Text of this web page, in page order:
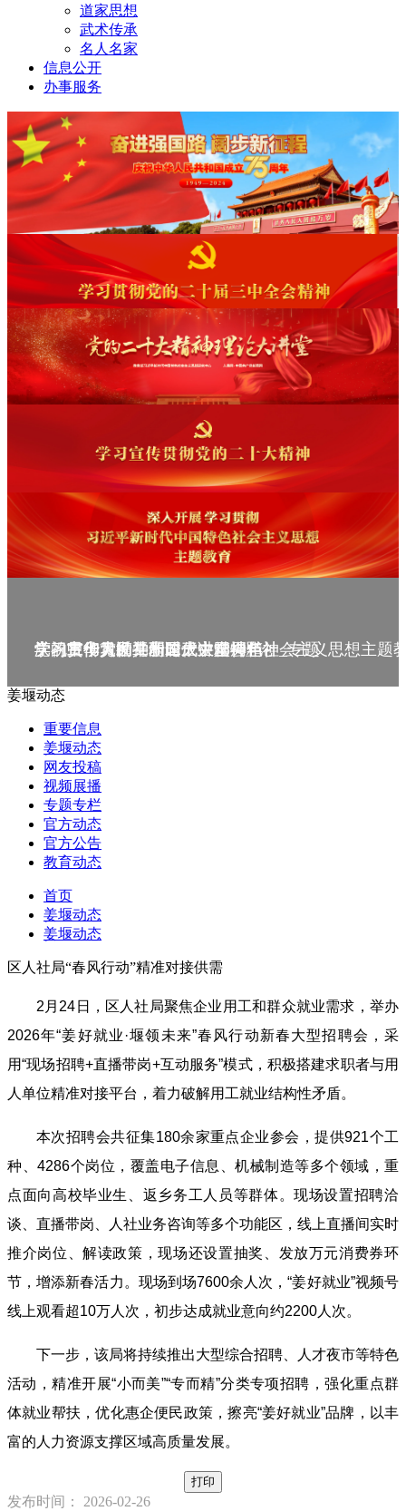
道家思想
武术传承
名人名家
信息公开
办事服务
庆祝中华人民共和国成立75周年
学习贯彻党的二十届三中全会精神_专题
党的二十大精神理论大讲堂--理论
学习宣传贯彻党的二十大精神
学习贯彻习近平新时代中国特色社会主义思想主题
姜堰动态
重要信息
姜堰动态
网友投稿
视频展播
专题专栏
官方动态
官方公告
教育动态
首页
姜堰动态
姜堰动态
区人社局“春风行动”精准对接供需
2月24日，区人社局聚焦企业用工和群众就业需求，举办
2026年“姜好就业·堰领未来”春风行动新春大型招聘会，采
用“现场招聘+直播带岗+互动服务”模式，积极搭建求职者与用
人单位精准对接平台，着力破解用工就业结构性矛盾。
本次招聘会共征集180余家重点企业参会，提供921个工
种、4286个岗位，覆盖电子信息、机械制造等多个领域，重
点面向高校毕业生、返乡务工人员等群体。现场设置招聘洽
谈、直播带岗、人社业务咨询等多个功能区，线上直播间实时
推介岗位、解读政策，现场还设置抽奖、发放万元消费券环
节，增添新春活力。现场到场7600余人次，“姜好就业”视频号
线上观看超10万人次，初步达成就业意向约2200人次。
下一步，该局将持续推出大型综合招聘、人才夜市等特色
活动，精准开展“小而美”“专而精”分类专项招聘，强化重点群
体就业帮扶，优化惠企便民政策，擦亮“姜好就业”品牌，以丰
富的人力资源支撑区域高质量发展。
打印
发布时间： 2026-02-26